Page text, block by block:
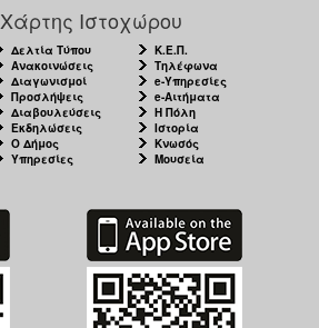
Χάρτης Ιστοχώρου
Δελτία Τύπου
Ανακοινώσεις
Διαγωνισμοί
Προσλήψεις
Διαβουλεύσεις
Εκδηλώσεις
Ο Δήμος
Υπηρεσίες
Κ.Ε.Π.
Τηλέφωνα
e-Υπηρεσίες
e-Αιτήματα
Η Πόλη
Ιστορία
Κνωσός
Μουσεία